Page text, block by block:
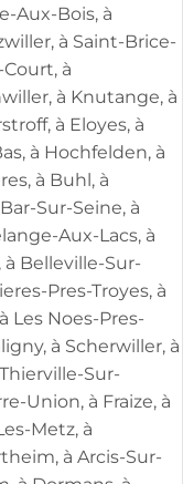
Aux-Bois, à
à Saint-Brice-
à
à Knutange, à
à Eloyes, à
à Hochfelden, à
à Buhl, à
Sur-Seine, à
Aux-Lacs, à
Belleville-Sur-
Pres-Troyes, à
Les Noes-Pres-
à Scherwiller, à
Sur-
Union, à Fraize, à
Metz, à
à Arcis-Sur-